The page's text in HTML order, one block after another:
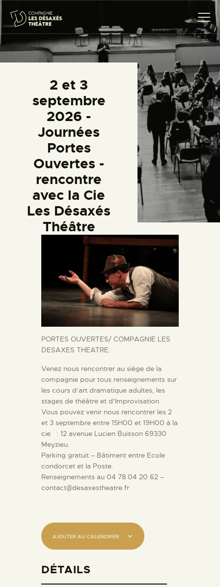
2 et 3
septembre
2026 -
Journées
Portes
Ouvertes -
rencontre
avec la Cie
Les Désaxés
Théâtre
CRÉATIONS
THÉÂTRE CITOYEN
PROJETS SCOLAIRES
TRANSMISSION
ACTUALITÉS
AGENDA
CONTACT
PORTES OUVERTES/ COMPAGNIE LES
DESAXES THEATRE.
Venez nous rencontrer au siège de la
compagnie pour tous renseignements sur
les cours d’art dramatique adultes, les
stages de théâtre et d’Improvisation.
Vous pouvez venir nous rencontrer les 2
et 3 septembre entre 15H00 et 19H00 à la
cie : 12 avenue Lucien Buisson 69330
Meyzieu.
Parking gratuit – Bâtiment entre Ecole
condorcet et la Poste.
Renseignements au 04 78 04 20 62 –
contact@desaxestheatre.fr
AJOUTER AU CALENDRIER
DÉTAILS